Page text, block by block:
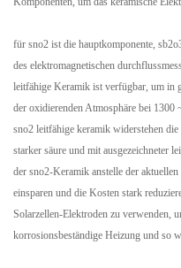
für sno2 ist die hauptkomponente,
des elektromagnetischen
leitfähige Keramik ist verfügbar, um in
der oxidierenden Atmosphäre bei
sno2 leitfähige keramik widerstehen
starker säure und mit ausgezeichneter
der sno2-Keramik anstelle der
einsparen und die Kosten stark
Solarzellen-Elektroden zu verwenden,
korrosionsbeständige Heizung und so